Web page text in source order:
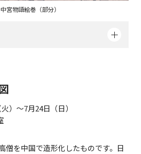
中宮物語絵巻（部分）
）～7月24日（日）
僧を中国で造形化したものです。日